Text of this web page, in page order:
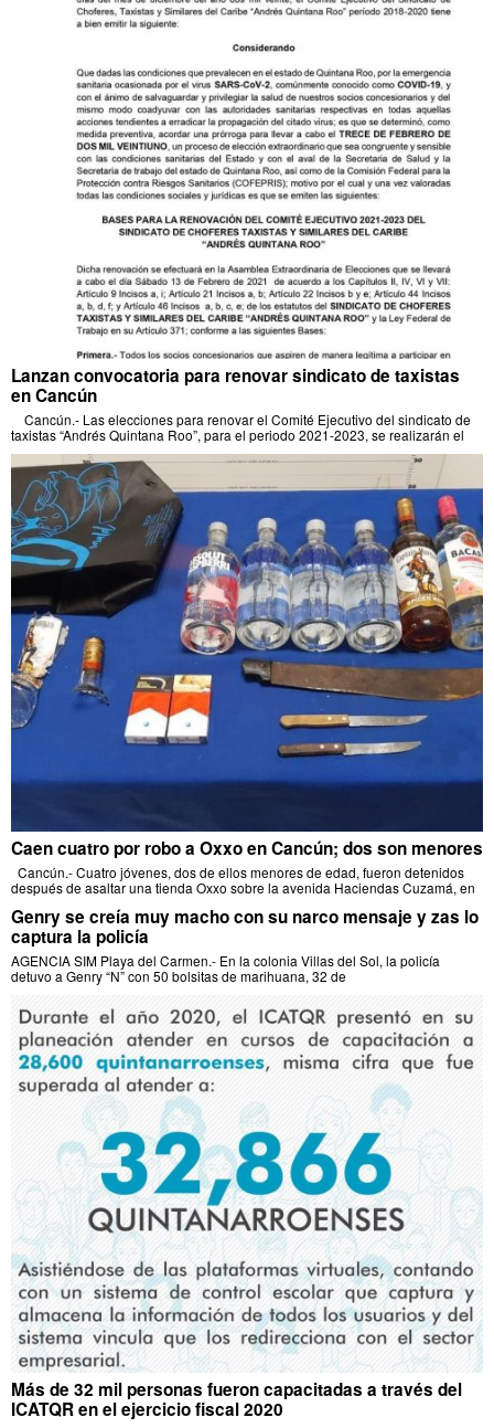
Lanzan convocatoria para renovar sindicato de taxistas
en Cancún
Cancún.- Las elecciones para renovar el Comité Ejecutivo del sindicato de
taxistas “Andrés Quintana Roo”, para el periodo 2021-2023, se realizarán el
Caen cuatro por robo a Oxxo en Cancún; dos son menores
Cancún.- Cuatro jóvenes, dos de ellos menores de edad, fueron detenidos
después de asaltar una tienda Oxxo sobre la avenida Haciendas Cuzamá, en
Genry se creía muy macho con su narco mensaje y zas lo
captura la policía
AGENCIA SIM Playa del Carmen.- En la colonia Villas del Sol, la policía
detuvo a Genry “N” con 50 bolsitas de marihuana, 32 de
Más de 32 mil personas fueron capacitadas a través del
ICATQR en el ejercicio fiscal 2020